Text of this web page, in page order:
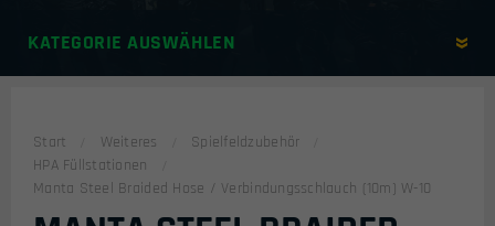
KATEGORIE AUSWÄHLEN
Start Weiteres
Spielfeldzubehör
HPA Füllstationen
Manta Steel Braided Hose / Verbindungsschlauch (10m) W-10